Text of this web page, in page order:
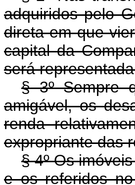
adquiridos pelo
direta em que
capital da
será
§ 3º Sempre
amigável, os
renda
expropriante das
§ 4º Os
e os referidos